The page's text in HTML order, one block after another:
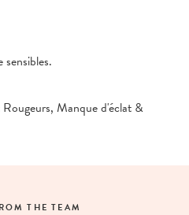
sensibles.
Manque d'éclat &
THE TEAM